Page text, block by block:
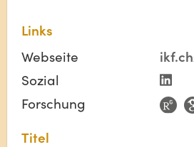
Links
Webseite
Sozial
Forschung
Titel